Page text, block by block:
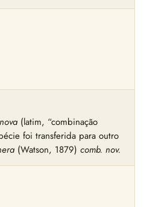
(latim, “combinação
foi transferida para outro
(Watson, 1879) comb. nov.